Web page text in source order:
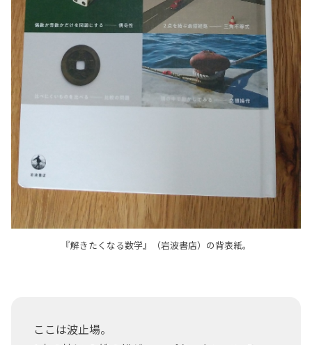
『解きたくなる数学』（岩波書店）の背表紙。
ここは波止場。